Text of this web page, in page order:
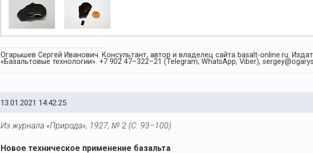
Огарышев Сергей Иванович. Консультант, автор и владелец сайта basalt-online.ru.
«Базальтовые технологии». +7 902 47–322–21 (Telegram, WhatsApp, Viber),
13.01.2021 14:42:25
Из журнала «Природа», 1927, № 2 (С. 93–100).
Новое техническое применение базальта